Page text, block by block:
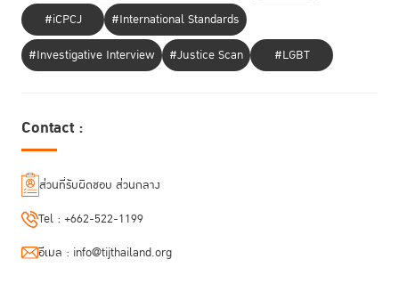
#iCPCJ
#International Standards
#Investigative Interview
#Justice Scan #LGBT
Contact :
ส่วนที่รับผิดชอบ ส่วนกลาง
Tel : +662-522-1199
อีเมล : info@tijthailand.org